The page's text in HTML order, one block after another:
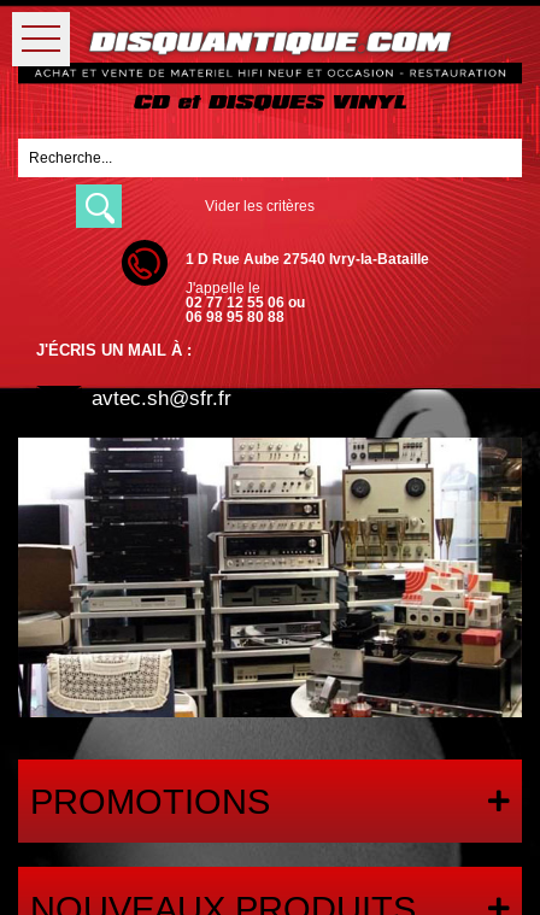
Vider les critères
1 D Rue Aube 27540 Ivry-la-Bataille
J'appelle le
02 77 12 55 06 ou
06 98 95 80 88
J'ÉCRIS UN MAIL À :
avtec.sh@sfr.fr
PROMOTIONS